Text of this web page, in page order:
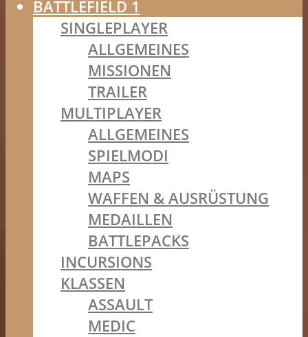
BATTLEFIELD 1
SINGLEPLAYER
ALLGEMEINES
MISSIONEN
TRAILER
MULTIPLAYER
ALLGEMEINES
SPIELMODI
MAPS
WAFFEN & AUSRÜSTUNG
MEDAILLEN
BATTLEPACKS
INCURSIONS
KLASSEN
ASSAULT
MEDIC